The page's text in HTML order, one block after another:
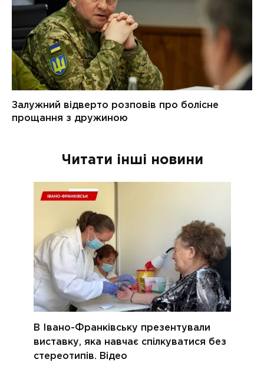
Читати інші новини
В Івано-Франківську презентували
виставку, яка навчає спілкуватися без
стереотипів. Відео